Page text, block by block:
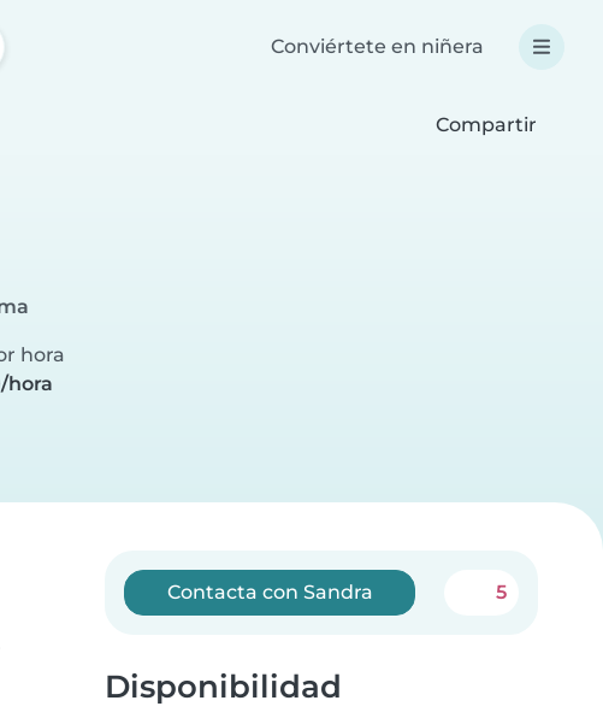
Conviértete en niñera
Compartir
hora
hora
Contacta con Sandra 5
Disponibilidad